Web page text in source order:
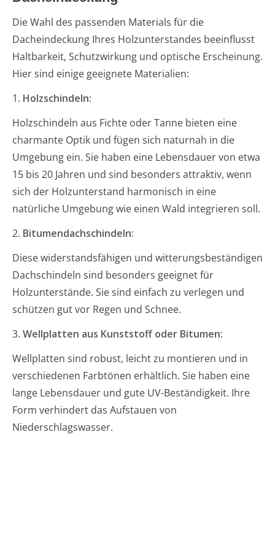
Die Wahl des passenden Materials für die
Dacheindeckung Ihres Holzunterstandes beeinflusst
Haltbarkeit, Schutzwirkung und optische Erscheinung.
Hier sind einige geeignete Materialien:
1. Holzschindeln:
Holzschindeln aus Fichte oder Tanne bieten eine
charmante Optik und fügen sich naturnah in die
Umgebung ein. Sie haben eine Lebensdauer von etwa
15 bis 20 Jahren und sind besonders attraktiv, wenn
sich der Holzunterstand harmonisch in eine
natürliche Umgebung wie einen Wald integrieren soll.
2. Bitumendachschindeln:
Diese widerstandsfähigen und witterungsbeständigen
Dachschindeln sind besonders geeignet für
Holzunterstände. Sie sind einfach zu verlegen und
schützen gut vor Regen und Schnee.
3. Wellplatten aus Kunststoff oder Bitumen:
Wellplatten sind robust, leicht zu montieren und in
verschiedenen Farbtönen erhältlich. Sie haben eine
lange Lebensdauer und gute UV-Beständigkeit. Ihre
Form verhindert das Aufstauen von
Niederschlagswasser.